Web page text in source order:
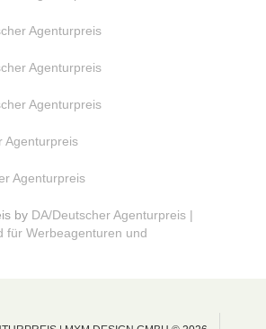
Agenturpreis
Agenturpreis
Agenturpreis
Agenturpreis
Agenturpreis
by DA/Deutscher Agenturpreis |
für Werbeagenturen und